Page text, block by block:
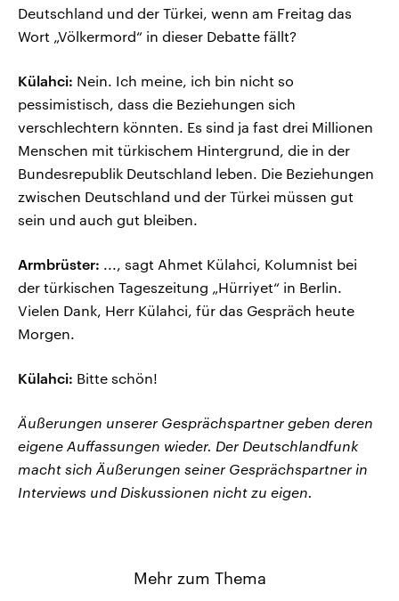
Deutschland und der Türkei, wenn am Freitag das
Wort „Völkermord“ in dieser Debatte fällt?
Külahci: Nein. Ich meine, ich bin nicht so
pessimistisch, dass die Beziehungen sich
verschlechtern könnten. Es sind ja fast drei Millionen
Menschen mit türkischem Hintergrund, die in der
Bundesrepublik Deutschland leben. Die Beziehungen
zwischen Deutschland und der Türkei müssen gut
sein und auch gut bleiben.
Armbrüster: ..., sagt Ahmet Külahci, Kolumnist bei
der türkischen Tageszeitung „Hürriyet“ in Berlin.
Vielen Dank, Herr Külahci, für das Gespräch heute
Morgen.
Külahci: Bitte schön!
Äußerungen unserer Gesprächspartner geben deren
eigene Auffassungen wieder. Der Deutschlandfunk
macht sich Äußerungen seiner Gesprächspartner in
Interviews und Diskussionen nicht zu eigen.
Mehr zum Thema